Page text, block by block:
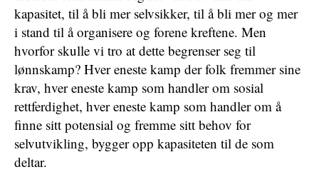
kapasitet, til å bli mer selvsikker, til å bli mer og mer
i stand til å organisere og forene kreftene. Men
hvorfor skulle vi tro at dette begrenser seg til
lønnskamp? Hver eneste kamp der folk fremmer sine
krav, hver eneste kamp som handler om sosial
rettferdighet, hver eneste kamp som handler om å
finne sitt potensial og fremme sitt behov for
selvutvikling, bygger opp kapasiteten til de som
deltar.